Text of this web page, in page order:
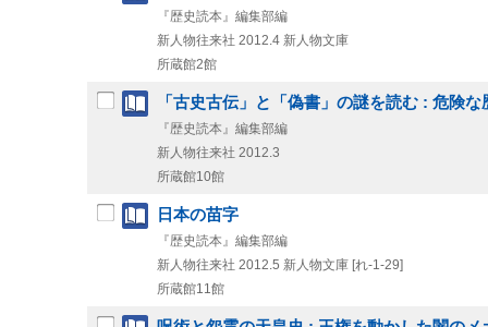
『歴史読本』編集部編
新人物往来社 2012.4 新人物文庫
所蔵館2館
「古史古伝」と「偽書」の謎を読む : 危険な
『歴史読本』編集部編
新人物往来社 2012.3
所蔵館10館
日本の苗字
『歴史読本』編集部編
新人物往来社 2012.5 新人物文庫 [れ-1-29]
所蔵館11館